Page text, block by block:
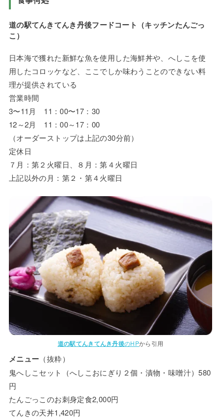
道の駅てんきてんき丹後フードコート （キッチンたんごっ
こ）
日本海で獲れた新鮮な魚を使用した海鮮丼や、へしこを使
用したコロッケなど、ここでしか味わうことのできない料
理が提供されている
営業時間
3〜11月 11：00〜17：30
12～2月 11：00～17：00
（オーダーストップは上記の30分前）
定休日
７月：第２火曜日、８月：第４火曜日
上記以外の月：第２・第４火曜日
道の駅てんきてんき丹後のHPから引用
メニュー （抜粋）
鬼へしこセット（へしこおにぎり２個・漬物・味噌汁）580
円
たんごっこのお刺身定食2,000円
てんきの天丼1,420円